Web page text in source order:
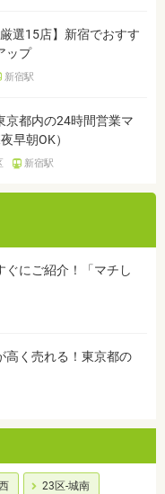
選15店】新宿でおすす
ップ
新宿駅
京都内の24時間営業マ
早朝OK）
新宿駅
ぐにご紹介！「マチし
高く売れる！東京都の
23区-城南